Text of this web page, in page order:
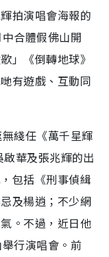
拍演唱會海報的
合體假佛山開
」《倒轉地球》
有遊戲、互動同
綫任《萬千星輝
華及張兆輝的出
包括《刑事偵緝
及楊逍；不少網
。不過，近日他
行演唱會。前